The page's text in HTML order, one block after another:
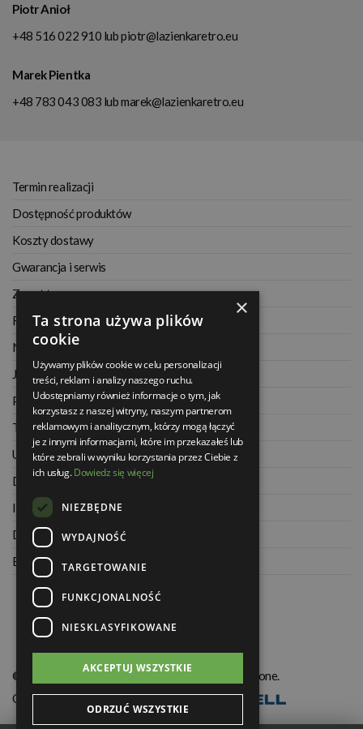
Piotr Anioł
+48 516 022 910 lubpiotr@lazienkaretro.eu
Marek Pientka
+48 783 043 083 lubmarek@lazienkaretro.eu
Termin realizacji
Dostępność produktów
Koszty dostawy
Gwarancja i serwis
Zwrot towaru
Regulamin
Najczęściej zadawane pytania
Jak kupować na raty
Polityka prywatności
Twoje zamówienia
Ustawienia konta
Dane kontaktowe
Informacje o firmie
Dla architektów
Blog
© Świat Łazienek XXI w. Wszelkie prawa zastrzeżone.
Oprogramowanie KQS.store:Realizacja
×
Ta strona używa plików
cookie
Używamy plików cookie w celu personalizacji
treści, reklam i analizy naszego ruchu.
Udostępniamy również informacje o tym, jak
korzystasz z naszej witryny, naszym partnerom
reklamowym i analitycznym, którzy mogą łączyć
je z innymi informacjami, które im przekazałeś lub
które zebrali w wyniku korzystania przez Ciebie z
ich usług.Dowiedz się więcej
NIEZBĘDNE
WYDAJNOŚĆ
TARGETOWANIE
FUNKCJONALNOŚĆ
NIESKLASYFIKOWANE
AKCEPTUJ WSZYSTKIE
ODRZUĆ WSZYSTKIE